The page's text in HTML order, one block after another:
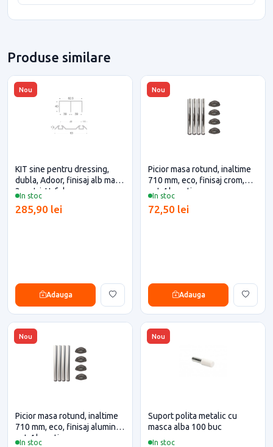
Produse similare
Nou
In stoc
KIT sine pentru dressing,
dubla, Adoor, finisaj alb mat,
3 metri, Hafele
285,90 lei
Adauga
Nou
In stoc
Picior masa rotund, inaltime
710 mm, eco, finisaj crom,
set 4 bucati
72,50 lei
Adauga
Nou
In stoc
Picior masa rotund, inaltime
710 mm, eco, finisaj aluminiu,
set 4 bucati
Nou
In stoc
Suport polita metalic cu
masca alba 100 buc